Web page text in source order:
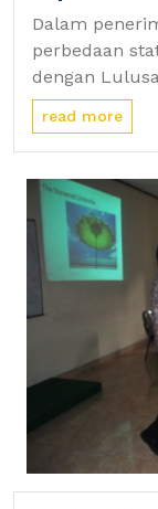
Dalam
perbedaan
dengan
read more